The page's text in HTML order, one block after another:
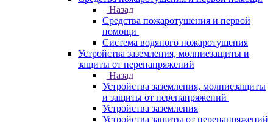
Назад
Средства пожаротушения и первой
помощи
Система водяного пожаротушения
Устройства заземления, молниезащиты и
защиты от перенапряжений
Назад
Устройства заземления, молниезащиты
и защиты от перенапряжений
Устройства заземления
Устройства защиты от перенапряжений